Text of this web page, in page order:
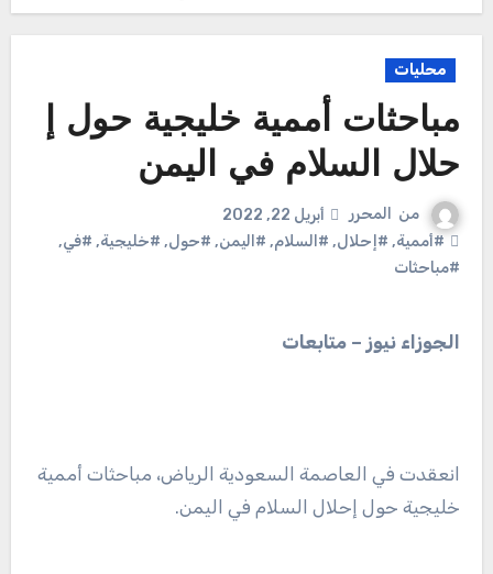
محليات
مباحثات أممية خليجية حول إ
حلال السلام في اليمن
من المحرر
أبريل 22, 2022
#أممية, #إحلال, #السلام, #اليمن, #حول, #خليجية, #في,
#مباحثات
الجوزاء نيوز – متابعات
انعقدت في العاصمة السعودية الرياض، مباحثات أممية
خليجية حول إحلال السلام في اليمن.